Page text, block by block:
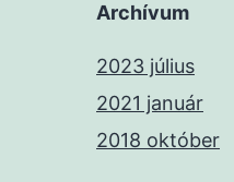
Archívum
2023 július
2021 január
2018 október